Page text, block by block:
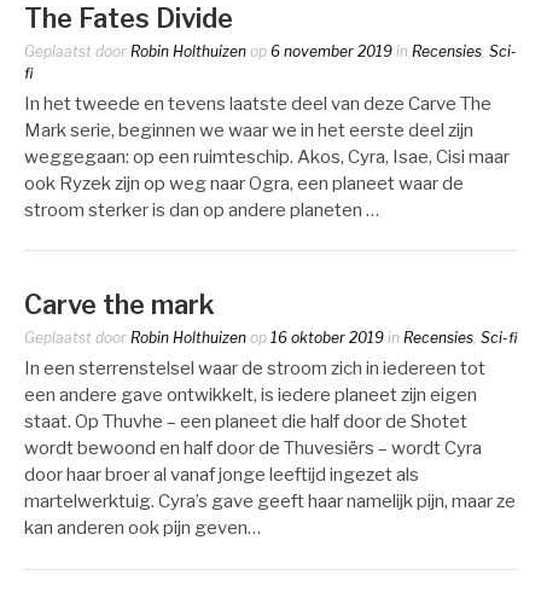
The Fates Divide
Geplaatst door Robin Holthuizen op 6 november 2019 in Recensies Sci-
fi
In het tweede en tevens laatste deel van deze Carve The
Mark serie, beginnen we waar we in het eerste deel zijn
weggegaan: op een ruimteschip. Akos, Cyra, Isae, Cisi maar
ook Ryzek zijn op weg naar Ogra, een planeet waar de
stroom sterker is dan op andere planeten …
Carve the mark
Geplaatst door Robin Holthuizen op 16 oktober 2019 in Recensies, Sci-fi
In een sterrenstelsel waar de stroom zich in iedereen tot
een andere gave ontwikkelt, is iedere planeet zijn eigen
staat. Op Thuvhe – een planeet die half door de Shotet
wordt bewoond en half door de Thuvesiërs – wordt Cyra
door haar broer al vanaf jonge leeftijd ingezet als
martelwerktuig. Cyra’s gave geeft haar namelijk pijn, maar ze
kan anderen ook pijn geven…